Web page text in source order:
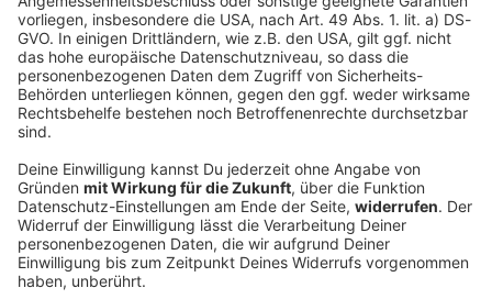
Amanda Knox
Der Mord an einer britischen Studentin machte
Schlagzeilen in aller Welt. Die damals Verdächtigte
arbeitet den Prozess gegen sie in einer Comedy-Show